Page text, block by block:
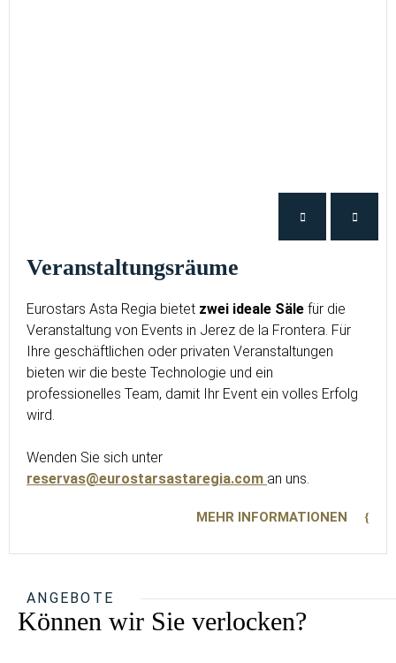
Veranstaltungsräume
Eurostars Asta Regia bietet zwei ideale Säle für die
Veranstaltung von Events in Jerez de la Frontera. Für
Ihre geschäftlichen oder privaten Veranstaltungen
bieten wir die beste Technologie und ein
professionelles Team, damit Ihr Event ein volles Erfolg
wird.
Wenden Sie sich unter
reservas@eurostarsastaregia.com an uns.
MEHR INFORMATIONEN
ANGEBOTE
Können wir Sie verlocken?